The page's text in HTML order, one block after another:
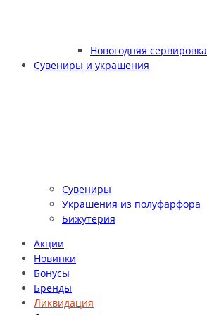
Новогодняя сервировка
Сувениры и украшения
Сувениры
Украшения из полуфарфора
Бижутерия
Акции
Новинки
Бонусы
Бренды
Ликвидация